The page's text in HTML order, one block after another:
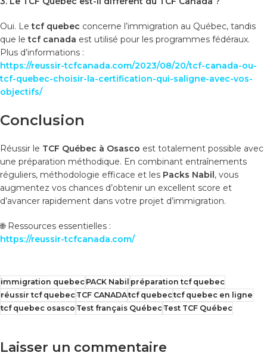
Oui. Letcf quebec concerne l’immigration au Québec, tandis
que letcf canada est utilisé pour les programmes fédéraux.
Plus d’informations :
https://reussir-tcfcanada.com/2023/08/20/tcf-canada-ou-
tcf-quebec-choisir-la-certification-qui-saligne-avec-vos-
objectifs/
Conclusion
Réussir le TCF Québec à Osasco est totalement possible avec
une préparation méthodique. En combinant entraînements
réguliers, méthodologie efficace et les Packs Nabil, vous
augmentez vos chances d’obtenir un excellent score et
d’avancer rapidement dans votre projet d’immigration.
🌐 Ressources essentielles :
https://reussir-tcfcanada.com/
immigration quebecPACK Nabil préparation tcf quebec
réussir tcf quebecTCF CANADAtcf quebectcf quebec en ligne
tcf quebec osasco Test français QuébecTest TCF Québec
Laisser un commentaire